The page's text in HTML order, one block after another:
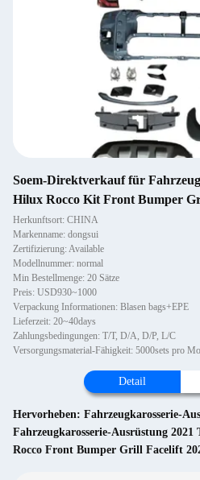
Soem-Direktverkauf für
Hilux Rocco Kit Front Bumper
Herkunftsort: CHINA
Markenname: dongsui
Zertifizierung: Available
Modellnummer: normal
Min Bestellmenge: 20 Sätze
Preis: USD930~1000
Verpackung Informationen: Blasen bags+EPE
Lieferzeit: 20~40days
Zahlungsbedingungen: T/T, D/A, D/P, L/C
Versorgungsmaterial-Fähigkeit: 5000sets pro
Detail
Hervorheben: Fahrzeugkarosserie-
Fahrzeugkarosserie-Ausrüstung 2021
Rocco Front Bumper Grill Facelift